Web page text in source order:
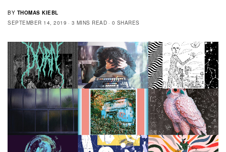
BY THOMAS KIEBL
SEPTEMBER 14, 2019
3 MINS READ 0 SHARES